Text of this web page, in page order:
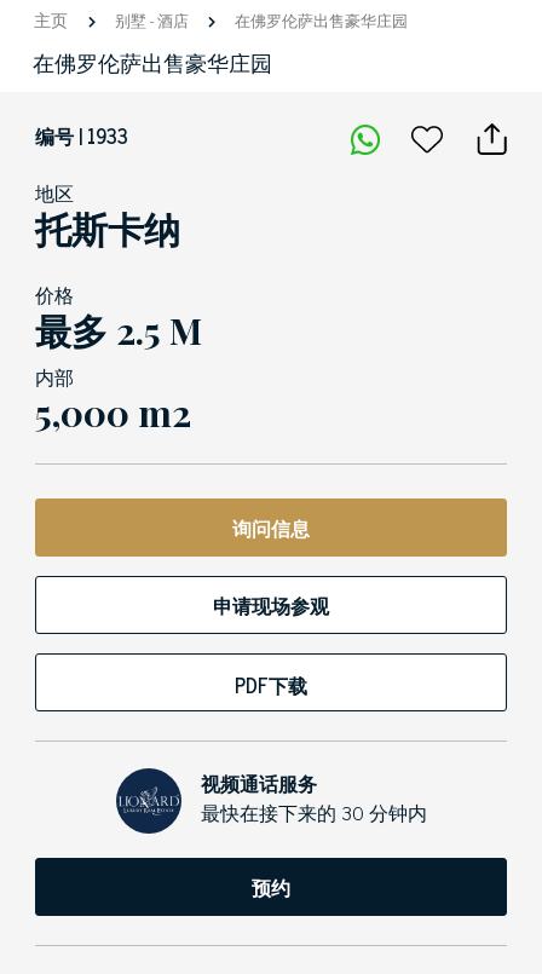
主页 别墅-酒店 在佛罗伦萨出售豪华庄园
在佛罗伦萨出售豪华庄园
编号 | 1933
地区
托斯卡纳
价格
最多 2.5 M
内部
5,000 m2
询问信息
申请现场参观
PDF下载
视频通话服务
最快在接下来的 30 分钟内
预约